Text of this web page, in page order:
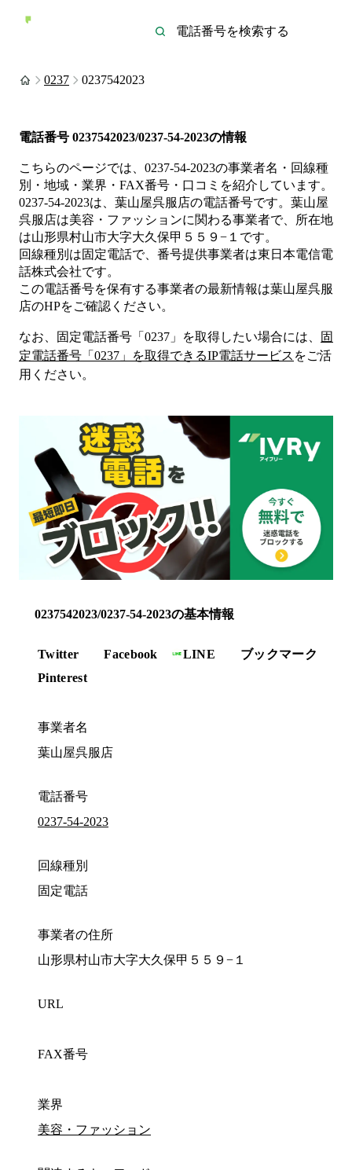
0237 0237542023
電話番号 0237542023/0237-54-2023の情報
こちらのページでは、 0237-54-2023の事業者名・回線種
別・地域・業界・FAX番号・口コミを紹介しています。
0237-54-2023は、 葉山屋呉服店の電話番号です。 葉山屋
呉服店は美容・ファッションに関わる事業者で、所在地
は山形県村山市大字大久保甲５５９−１ です。
回線種別は固定電話で、番号提供事業者は東日本電信電
話株式会社です。
この電話番号を保有する事業者の最新情報は葉山屋呉服
店のHPをご確認ください。
なお、固定電話番号「 0237 」を取得したい場合には、
固
定電話番号「 0237 」を取得できるIP電話サービス をご活
用ください。
0237542023/0237-54-2023の基本情報
Twitter Facebook LINE
ブックマーク
Pinterest
事業者名
葉山屋呉服店
電話番号
0237-54-2023
回線種別
固定電話
事業者の住所
山形県村山市大字大久保甲５５９−１
URL
FAX番号
業界
美容・ファッション